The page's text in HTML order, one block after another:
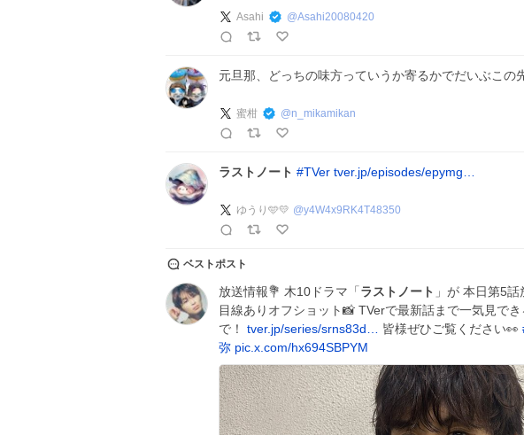
Asahi @Asahi20080420
元旦那、どっちの味方っていうか寄るかでだいぶこの
蜜柑 @n_mikamikan
ラストノート #TVer tver.jp/episodes/epymg…
ゆうり🩵💛 @y4W4x9RK4T48350
ベストポスト
放送情報💐 木10ドラマ「 ラストノート 」が 本日第5話
目線ありオフショット📸 TVerで最新話まで一気見で
で！ tver.jp/series/srns83d… 皆様ぜひご覧ください👀
弥 pic.x.com/hx694SBPYM